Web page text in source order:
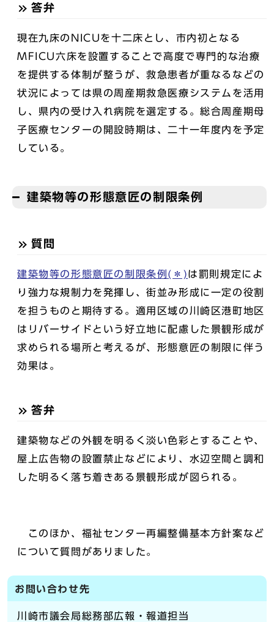
答弁
現在九床のNICUを十二床とし、市内初となる
MFICU六床を設置することで高度で専門的な治療
を提供する体制が整うが、救急患者が重なるなどの
状況によっては県の周産期救急医療システムを活用
し、県内の受け入れ病院を選定する。総合周産期母
子医療センターの開設時期は、二十一年度内を予定
している。
建築物等の形態意匠の制限条例
質問
建築物等の形態意匠の制限条例(＊)は罰則規定によ
り強力な規制力を発揮し、街並み形成に一定の役割
を担うものと期待する。適用区域の川崎区港町地区
はリバーサイドという好立地に配慮した景観形成が
求められる場所と考えるが、形態意匠の制限に伴う
効果は。
答弁
建築物などの外観を明るく淡い色彩とすることや、
屋上広告物の設置禁止などにより、水辺空間と調和
した明るく落ち着きある景観形成が図られる。
このほか、福祉センター再編整備基本方針案など
について質問がありました。
お問い合わせ先
川崎市議会局総務部広報・報道担当